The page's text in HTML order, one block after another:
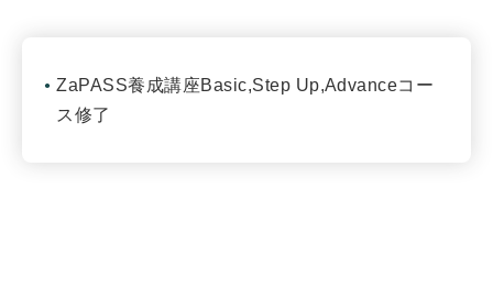
ZaPASS養成講座Basic,Step Up,Advanceコー
ス修了